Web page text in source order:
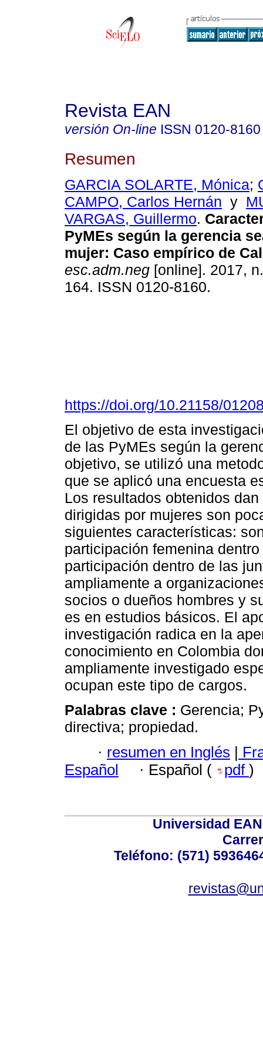
Revista EAN
versión On-line ISSN 0120-8160
Resumen
GARCIA SOLARTE, Mónica;
CAMPO, Carlos Hernán y
VARGAS, Guillermo.
PyMEs según la gerencia
mujer: Caso empírico de
esc.adm.neg [online]. 2017,
164. ISSN 0120-8160.
https://doi.org/10.21158/
El objetivo de esta
de las PyMEs según la
objetivo, se utilizó una
que se aplicó una encuesta
Los resultados obtenidos
dirigidas por mujeres son
siguientes características:
participación femenina
participación dentro de las
ampliamente a
socios o dueños hombres y
es en estudios básicos. El
investigación radica en la
conocimiento en Colombia
ampliamente investigado
ocupan este tipo de cargos.
Palabras clave : Gerencia;
directiva; propiedad.
· resumen en Inglés |
Español
· Español ( pdf )
Universidad
Teléfono: (571)